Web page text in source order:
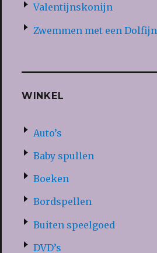
Valentijnskonijn
Zwemmen met een Dolfijn
WINKEL
Auto’s
Baby spullen
Boeken
Bordspellen
Buiten speelgoed
DVD’s